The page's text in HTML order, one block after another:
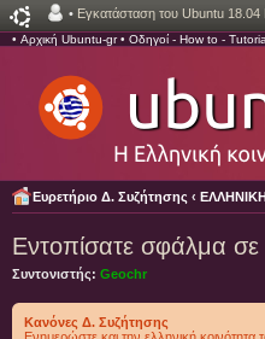
• Εγκατάσταση του Ubuntu 18.04
• Αρχική Ubuntu-gr• Οδηγοί - How to -
Ευρετήριο Δ. Συζήτησης ‹
Εντοπίσατε σφάλμα
Συντονιστής: Geochr
Κανόνες Δ. Συζήτησης
Ενημερώστε και την ελληνική